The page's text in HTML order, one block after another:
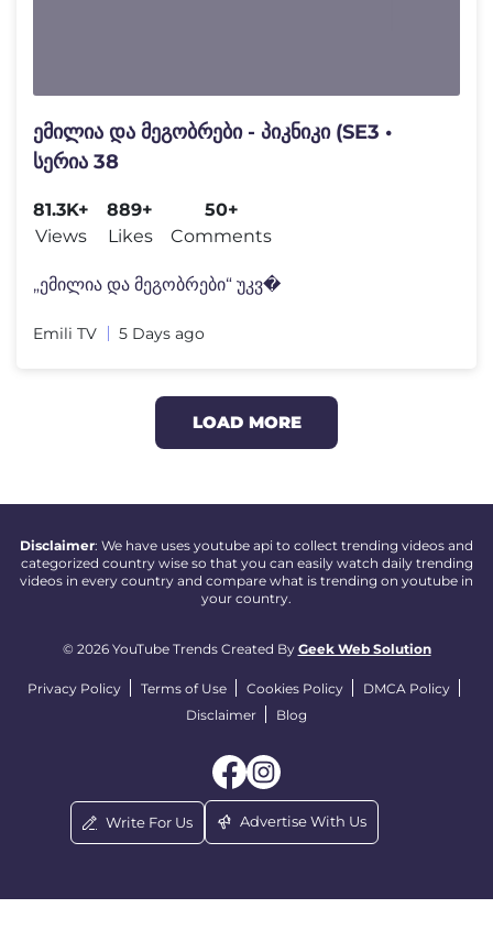
ემილია და მეგობრები - პიკნიკი (SE3 •
სერია 38
81.3K+
Views
889+
Likes
50+
Comments
„ემილია და მეგობრები“ უკვ�
Emili TV 5 Days ago
LOAD MORE
Disclaimer: We have uses youtube api to collect trending videos and
categorized country wise so that you can easily watch daily trending
videos in every country and compare what is trending on youtube in
your country.
© 2026 YouTube Trends Created By Geek Web Solution
Privacy Policy Terms of Use Cookies Policy
DMCA Policy
Disclaimer
Blog
Write For Us Advertise With Us